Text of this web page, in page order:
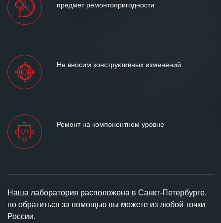
предмет ремонтопригодности
Не вносим конструктивных изменений
Ремонт на компонентном уровне
Наша лаборатория расположена в Санкт-Петербурге,
но обратиться за помощью вы можете из любой точки
России.